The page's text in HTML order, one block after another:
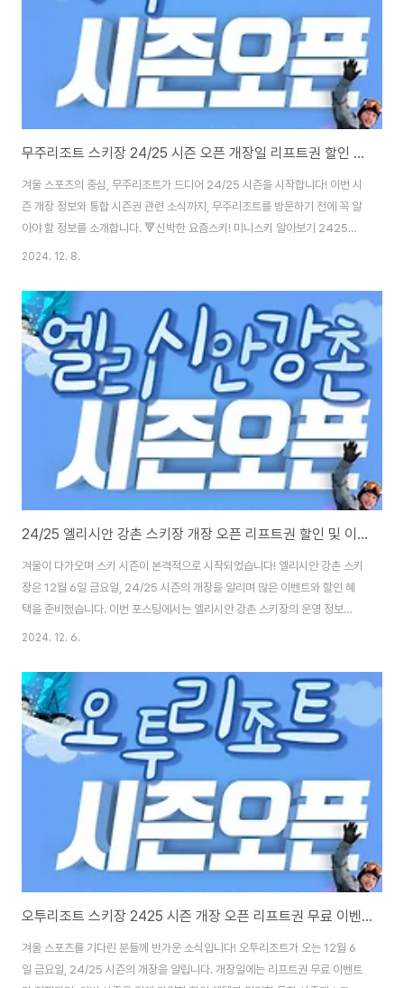
무주리조트 스키장 24/25 시즌 오픈 개장일 리프트권 할인 가격 정보
겨울 스포츠의 중심, 무주리조트가 드디어 24/25 시즌을 시작합니다! 이번 시
즌 개장 정보와 통합 시즌권 관련 소식까지, 무주리조트를 방문하기 전에 꼭 알
아야 할 정보를 소개합니다. 🔻신박한 요즘스키! 미니스키 알아보기 2425시
즌 미니스키 인라인스키 스키에이트 렌탈 강습 추천스키장겨울이 다가오면 많
지만 올해는 전통적인 스키와 보드 외에도 새로운 트렌드로 떠오르고 있는 미
니스키가 주목받simplyinsights.kr ⛷️ 무주리조트 개장 정보 • 개장일:
2024년 12월 8일(일) • 운영 시간: - 12/812/12: 12:0018:00 (주간 운영
만) - 12/13 이후: 주간 09:0016:30, 야간 18:0021:30..
2024. 12. 8.
24/25 엘리시안 강촌 스키장 개장 오픈 리프트권 할인 및 이벤트 총정리!
겨울이 다가오며 스키 시즌이 본격적으로 시작되었습니다! 엘리시안 강촌 스키
장은 12월 6일 금요일, 24/25 시즌의 개장을 알리며 많은 이벤트와 할인 혜
택을 준비했습니다. 이번 포스팅에서는 엘리시안 강촌 스키장의 운영 정보
와 리프트권 할인, 그리고 새로운 프로그램에 대해 알려드립니다! 🔻신박한 요
강습 추천스키장겨울이 다가오면 많은 이들이 스키와 스노보드의 즐거움을 만
끽하기 위해 스키장을 찾습니다. 하지만 올해는 전통적인 스키와 보드 외에도
새로운 트렌드로 떠오르고 있는 미니스키가 주목받simplyinsights.kr 1. 개
장일 및 운영 시간 ⛷️ 스키장 운영 정보 • 개장일: 2024년 12월 6일 (금) • 운
영 시간: •..
2024. 12. 6.
오투리조트 스키장 2425 시즌 개장 오픈 리프트권 무료 이벤트 및 운영 정보 총정리
겨울 스포츠를 기다린 분들께 반가운 소식입니다! 오투리조트가 오는 12월 6
일 금요일, 24/25 시즌의 개장을 알립니다. 개장일에는 리프트권 무료 이벤트